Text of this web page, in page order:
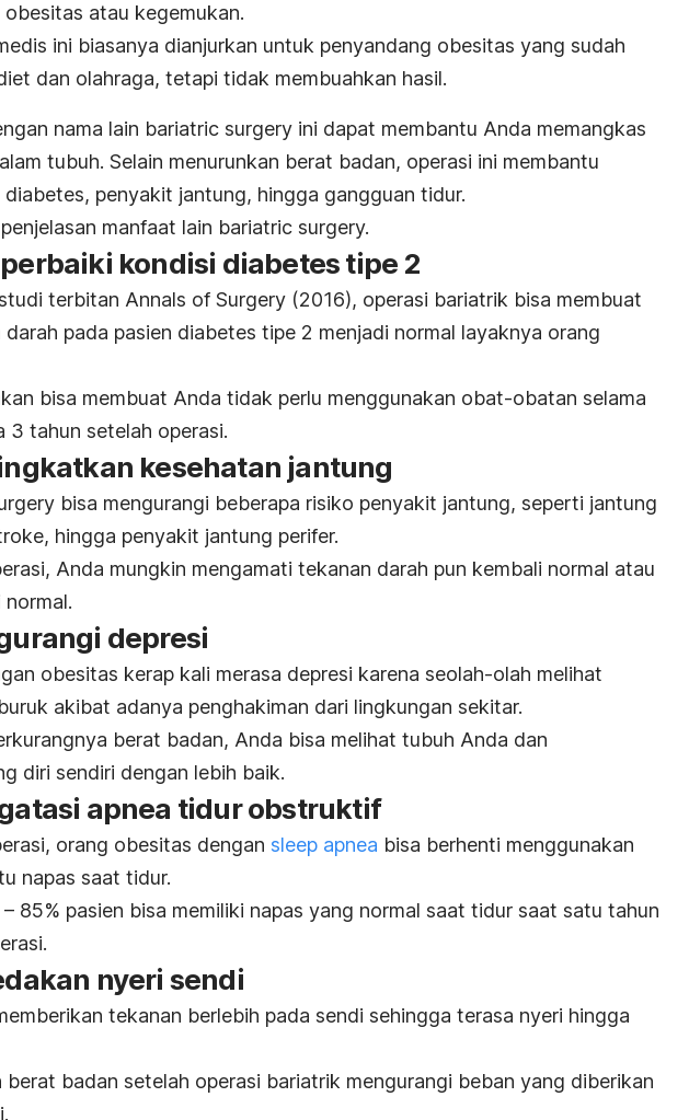
obesitas atau kegemukan.
ini biasanya dianjurkan untuk penyandang obesitas yang sudah
dan olahraga, tetapi tidak membuahkan hasil.
nama lain bariatric surgery ini dapat membantu Anda memangkas
tubuh. Selain menurunkan berat badan, operasi ini membantu
diabetes, penyakit jantung, hingga gangguan tidur.
manfaat lain bariatric surgery.
kondisi diabetes tipe 2
terbitan Annals of Surgery (2016), operasi bariatrik bisa membuat
darah pada pasien diabetes tipe 2 menjadi normal layaknya orang
bisa membuat Anda tidak perlu menggunakan obat-obatan selama
3 tahun setelah operasi.
kesehatan jantung
bisa mengurangi beberapa risiko penyakit jantung, seperti jantung
hingga penyakit jantung perifer.
Anda mungkin mengamati tekanan darah pun kembali normal atau
depresi
obesitas kerap kali merasa depresi karena seolah-olah melihat
akibat adanya penghakiman dari lingkungan sekitar.
berat badan, Anda bisa melihat tubuh Anda dan
diri sendiri dengan lebih baik.
apnea tidur obstruktif
orang obesitas dengan sleep apnea bisa berhenti menggunakan
napas saat tidur.
85% pasien bisa memiliki napas yang normal saat tidur saat satu tahun
nyeri sendi
tekanan berlebih pada sendi sehingga terasa nyeri hingga
berat badan setelah operasi bariatrik mengurangi beban yang diberikan